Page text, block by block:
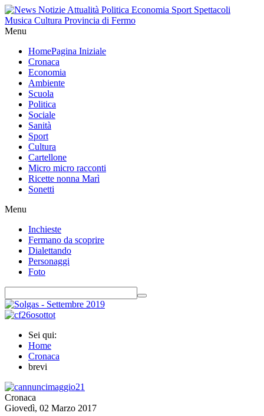
Menu
HomePagina Iniziale
Cronaca
Economia
Ambiente
Scuola
Politica
Sociale
Sanità
Sport
Cultura
Cartellone
Micro micro racconti
Ricette nonna Marì
Sonetti
Menu
Inchieste
Fermano da scoprire
Dialettando
Personaggi
Foto
Sei qui:
Home
Cronaca
brevi
Cronaca
Giovedì, 02 Marzo 2017